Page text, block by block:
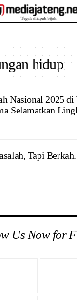
hidup
Nasional 2025 di
Selamatkan
Tapi
Us Now for